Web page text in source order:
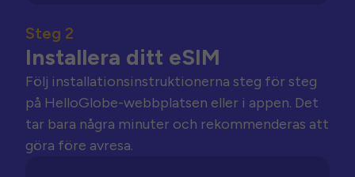
Steg 2
Installera ditt eSIM
Följ installationsinstruktionerna steg för steg
på HelloGlobe-webbplatsen eller i appen. Det
tar bara några minuter och rekommenderas att
göra före avresa.